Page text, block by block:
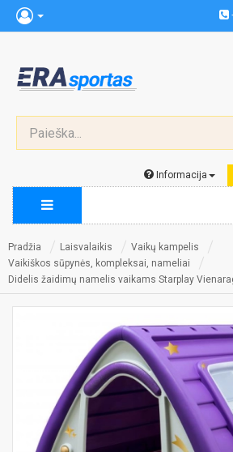
Informacija
Pradžia Laisvalaikis
Vaikų kampelis
Vaikiškos sūpynės, kompleksai, nameliai
Didelis žaidimų namelis vaikams Starplay